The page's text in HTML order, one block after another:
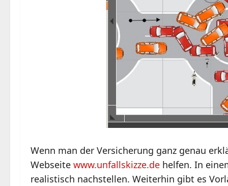
Wenn man der Versicherung ganz genau
Webseite www.unfallskizze.de helfen. In
realistisch nachstellen. Weiterhin gibt es